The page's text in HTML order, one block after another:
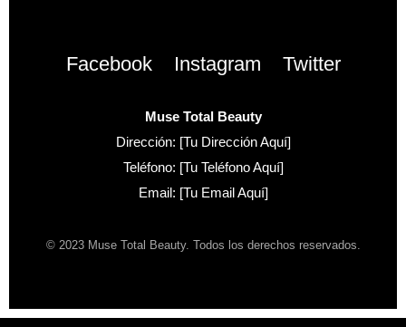
Muse Total Beauty
Dirección: [Tu Dirección Aquí]
Teléfono: [Tu Teléfono Aquí]
Email: [Tu Email Aquí]
Facebook Instagram Twitter
© 2023 Muse Total Beauty. Todos los derechos reservados.